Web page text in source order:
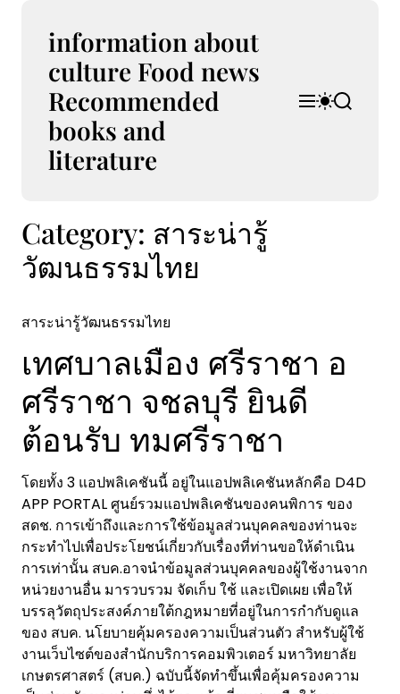
information about
culture Food news
Recommended
books and
literature
M S
w
S
e
Category: สาระน่ารู้
วัฒนธรรมไทย
สาระน่ารู้วัฒนธรรมไทย
เทศบาลเมือง ศรีราชา อ
ศรีราชา จชลบุรี ยินดี
ต้อนรับ ทมศรีราชา
โดยทั้ง 3 แอปพลิเคชันนี้ อยู่ในแอปพลิเคชันหลักคือ D4D
APP PORTAL ศูนย์รวมแอปพลิเคชันของคนพิการ ของ
สดช. การเข้าถึงและการใช้ข้อมูลส่วนบุคคลของท่านจะ
กระทำไปเพื่อประโยชน์เกี่ยวกับเรื่องที่ท่านขอให้ดำเนิน
การเท่านั้น สบค.อาจนำข้อมูลส่วนบุคคลของผู้ใช้งานจาก
หน่วยงานอื่น มารวบรวม จัดเก็บ ใช้ และเปิดเผย เพื่อให้
บรรลุวัตถุประสงค์ภายใต้กฎหมายที่อยู่ในการกำกับดูแล
ของ สบค. นโยบายคุ้มครองความเป็นส่วนตัว สำหรับผู้ใช้
งานเว็บไซต์ของสำนักบริการคอมพิวเตอร์ มหาวิทยาลัย
เกษตรศาสตร์ (สบค.) ฉบับนี้จัดทำขึ้นเพื่อคุ้มครองความ